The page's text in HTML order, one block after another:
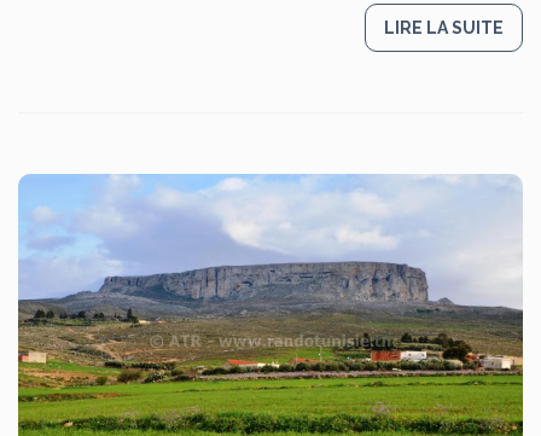
LIRE LA SUITE